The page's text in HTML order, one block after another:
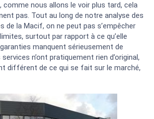
comme nous allons le voir plus tard, cela
pas. Tout au long de notre analyse des
de la Macif, on ne peut pas s’empêcher
surtout par rapport à ce qu’elle
manquent sérieusement de
n’ont pratiquement rien d’original,
différent de ce qui se fait sur le marché,